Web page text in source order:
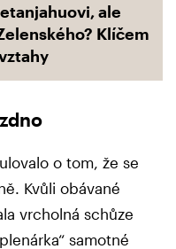
ale
Klíčem
o tom, že se
Kvůli obávané
vrcholná schůze
samotné